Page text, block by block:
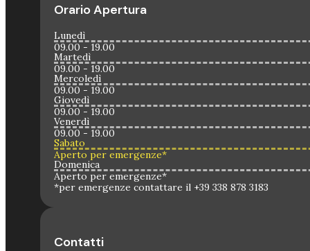
Orario Apertura
Lunedì
09.00 - 19.00
Martedì
09.00 - 19.00
Mercoledì
09.00 - 19.00
Giovedì
09.00 - 19.00
Venerdì
09.00 - 19.00
Sabato
Aperto per emergenze*
Domenica
Aperto per emergenze*
*per emergenze contattare il +39 338 878 3183
Contatti